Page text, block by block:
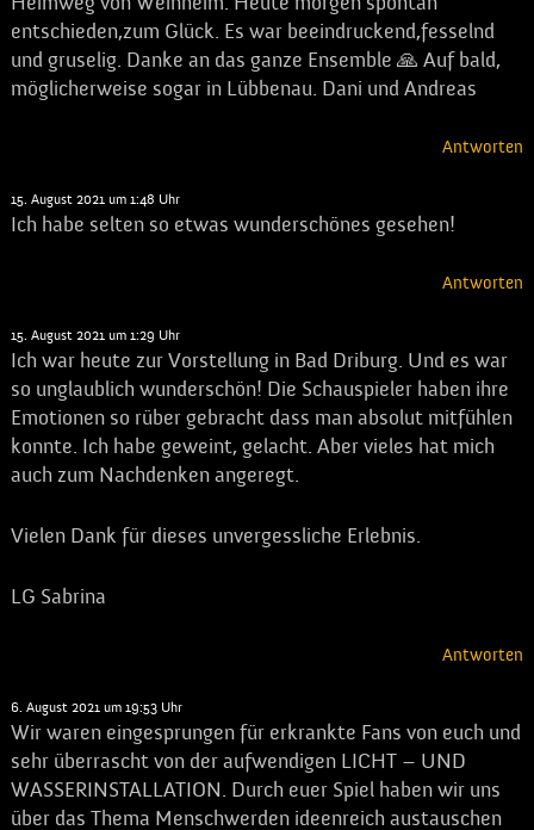
entschieden,zum Glück. Es war beeindruckend,fesselnd
und gruselig. Danke an das ganze Ensemble 🙏 Auf bald,
möglicherweise sogar in Lübbenau. Dani und Andreas
Antworten
15. August 2021 um 1:48 Uhr
Ich habe selten so etwas wunderschönes gesehen!
Antworten
15. August 2021 um 1:29 Uhr
Ich war heute zur Vorstellung in Bad Driburg. Und es war
so unglaublich wunderschön! Die Schauspieler haben ihre
Emotionen so rüber gebracht dass man absolut mitfühlen
konnte. Ich habe geweint, gelacht. Aber vieles hat mich
auch zum Nachdenken angeregt.
Vielen Dank für dieses unvergessliche Erlebnis.
LG Sabrina
Antworten
6. August 2021 um 19:53 Uhr
Wir waren eingesprungen für erkrankte Fans von euch und
sehr überrascht von der aufwendigen LICHT – UND
WASSERINSTALLATION. Durch euer Spiel haben wir uns
über das Thema Menschwerden ideenreich austauschen